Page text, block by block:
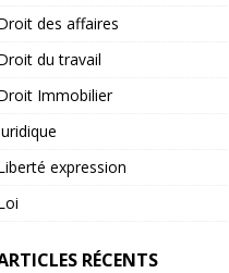
des affaires
du travail
Immobilier
expression
RÉCENTS